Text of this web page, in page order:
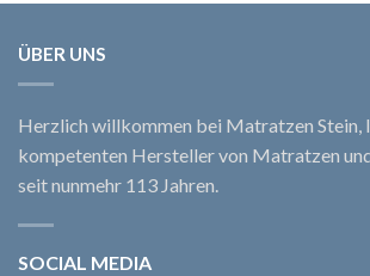
ÜBER UNS
Herzlich willkommen bei Matratzen Stein,
kompetenten Hersteller von Matratzen
seit nunmehr 113 Jahren.
SOCIAL MEDIA